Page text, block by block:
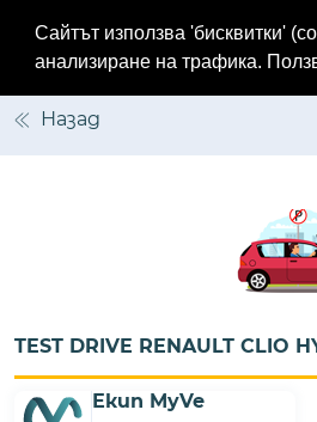
Сайтът използва 'бисквитки'
анализиране на трафика.
Меню
Назад
TEST DRIVE RENAULT CLIO
Екип MyVe